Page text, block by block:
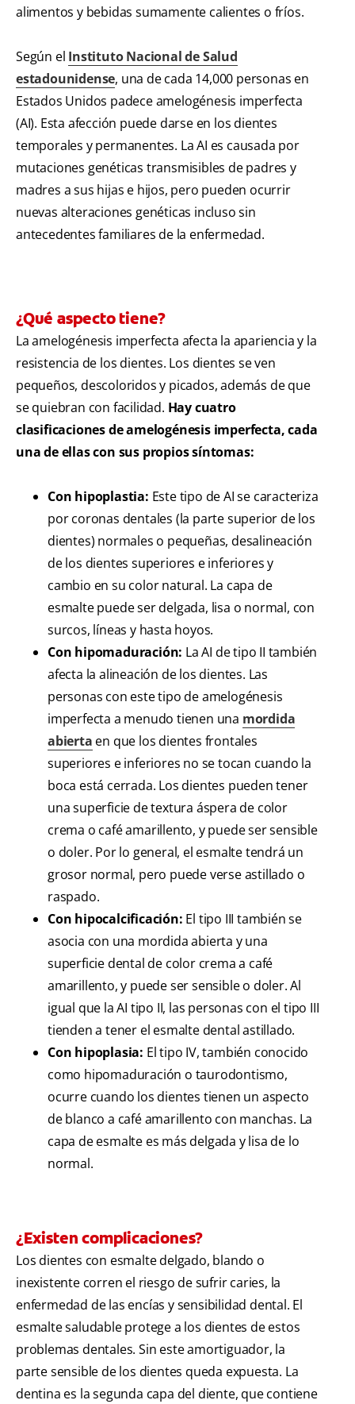
alimentos y bebidas sumamente calientes o fríos.
Según el Instituto Nacional de Salud
estadounidense, una de cada 14,000 personas en
Estados Unidos padece amelogénesis imperfecta
(AI). Esta afección puede darse en los dientes
temporales y permanentes. La AI es causada por
mutaciones genéticas transmisibles de padres y
madres a sus hijas e hijos, pero pueden ocurrir
nuevas alteraciones genéticas incluso sin
antecedentes familiares de la enfermedad.
¿Qué aspecto tiene?
La amelogénesis imperfecta afecta la apariencia y la
resistencia de los dientes. Los dientes se ven
pequeños, descoloridos y picados, además de que
se quiebran con facilidad. Hay cuatro
clasificaciones de amelogénesis imperfecta, cada
una de ellas con sus propios síntomas:
Con hipoplastia: Este tipo de AI se caracteriza
por coronas dentales (la parte superior de los
dientes) normales o pequeñas, desalineación
de los dientes superiores e inferiores y
cambio en su color natural. La capa de
esmalte puede ser delgada, lisa o normal, con
surcos, líneas y hasta hoyos.
Con hipomaduración: La AI de tipo II también
afecta la alineación de los dientes. Las
personas con este tipo de amelogénesis
imperfecta a menudo tienen una mordida
abierta en que los dientes frontales
superiores e inferiores no se tocan cuando la
boca está cerrada. Los dientes pueden tener
una superficie de textura áspera de color
crema o café amarillento, y puede ser sensible
o doler. Por lo general, el esmalte tendrá un
grosor normal, pero puede verse astillado o
raspado.
Con hipocalcificación: El tipo III también se
asocia con una mordida abierta y una
superficie dental de color crema a café
amarillento, y puede ser sensible o doler. Al
igual que la AI tipo II, las personas con el tipo III
tienden a tener el esmalte dental astillado.
Con hipoplasia: El tipo IV, también conocido
como hipomaduración o taurodontismo,
ocurre cuando los dientes tienen un aspecto
de blanco a café amarillento con manchas. La
capa de esmalte es más delgada y lisa de lo
normal.
¿Existen complicaciones?
Los dientes con esmalte delgado, blando o
inexistente corren el riesgo de sufrir caries, la
enfermedad de las encías y sensibilidad dental. El
esmalte saludable protege a los dientes de estos
problemas dentales. Sin este amortiguador, la
parte sensible de los dientes queda expuesta. La
dentina es la segunda capa del diente, que contiene